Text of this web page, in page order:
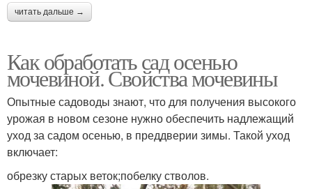
читать дальше →
Как обработать сад осенью
мочевиной. Свойства мочевины
Опытные садоводы знают, что для получения высокого
урожая в новом сезоне нужно обеспечить надлежащий
уход за садом осенью, в преддверии зимы. Такой уход
включает:
обрезку старых веток;побелку стволов.